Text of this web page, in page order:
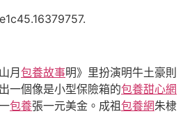
月包養故事明》里扮演明牛土豪則
一個像是小型保險箱的包養甜心網
包養張一元美金。成祖包養網朱棣